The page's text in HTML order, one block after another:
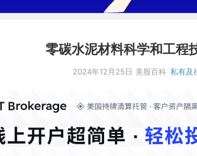
零碳水泥材料科学和工
2024年12月25日 美股百科 私有及